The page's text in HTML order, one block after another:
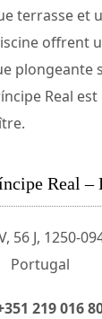
terrasse et
offrent
plongeante
Real
Real –
56 J, 1250-
Portugal
219 016